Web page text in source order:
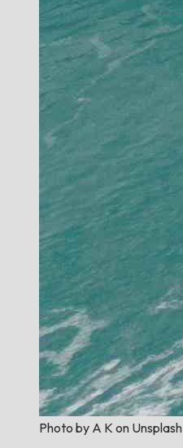
Photo by A K on Unsplash